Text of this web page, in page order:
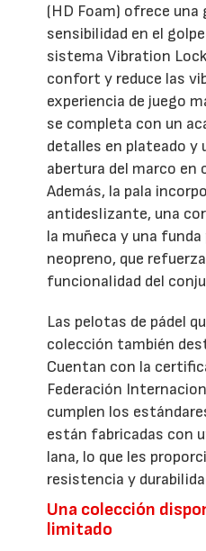
(HD Foam) ofrece una
sensibilidad en el
sistema Vibration
confort y reduce las
experiencia de juego
se completa con un
detalles en plateado y
abertura del marco en
Además, la pala
antideslizante, una
la muñeca y una
neopreno, que
funcionalidad del
Las pelotas de pádel
colección también
Cuentan con la
Federación
cumplen los
están fabricadas con
lana, lo que les
resistencia y
Una colección
limitado